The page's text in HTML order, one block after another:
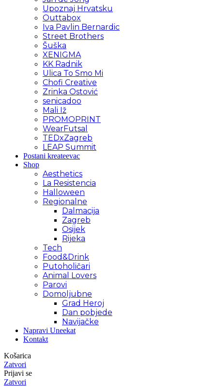
Upoznaj Hrvatsku
Outtabox
Iva Pavlin Bernardic
Street Brothers
Šuška
XENIGMA
KK Radnik
Ulica To Smo Mi
Chofi Creative
Zrinka Ostović
senicadoo
Mali Iž
PROMOPRINT
WearFutsal
TEDxZagreb
LEAP Summit
Postani kreateevac
Shop
Aesthetics
La Resistencia
Halloween
Regionalne
Dalmacija
Zagreb
Osijek
Rijeka
Tech
Food&Drink
Putoholičari
Animal Lovers
Parovi
Domoljubne
Grad Heroj
Dan pobjede
Navijačke
Napravi Uneekat
Kontakt
Košarica
Zatvori
Prijavi se
Zatvori